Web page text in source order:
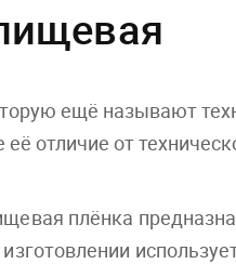
ещё называют
отличие от
плёнка